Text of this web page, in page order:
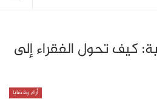
كيف تحول الفقراء إلى
أراء وقضايا